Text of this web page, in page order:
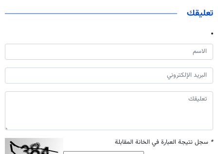
تعليقك
* سجل نتيجة العبارة في الخانة المقابلة